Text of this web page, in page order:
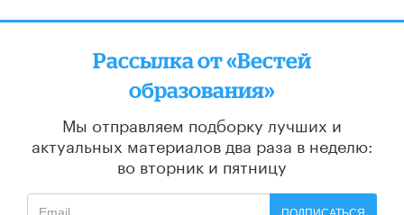
Рассылка от «Вестей
образования»
Мы отправляем подборку лучших и
актуальных материалов два раза в неделю:
во вторник и пятницу